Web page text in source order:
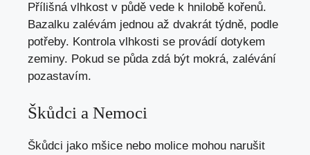
Přílišná vlhkost v půdě vede k hnilobě kořenů.
Bazalku zalévám jednou až dvakrát týdně, podle
potřeby. Kontrola vlhkosti se provádí dotykem
zeminy. Pokud se půda zdá být mokrá, zalévání
pozastavím.
Škůdci a Nemoci
Škůdci jako mšice nebo molice mohou narušit